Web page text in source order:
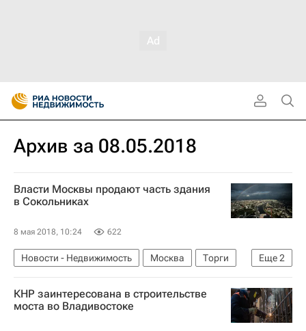
Архив за 08.05.2018
Власти Москвы продают часть здания
в Сокольниках
8 мая 2018, 10:24 622
Еще2
Новости - Недвижимость Москва
Торги
Недвижимость
Россия
КНР заинтересована в строительстве
моста во Владивостоке